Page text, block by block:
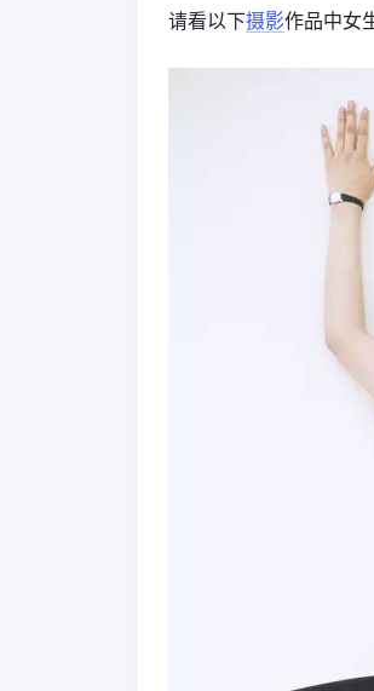
请看以下摄影作品中女